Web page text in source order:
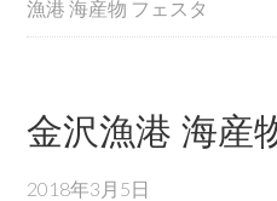
漁港 海産物 フェスタ
金沢漁港 海産
2018年3月5日